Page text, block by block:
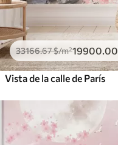
33166.67$/m²19900.00
Vista de la calle de París